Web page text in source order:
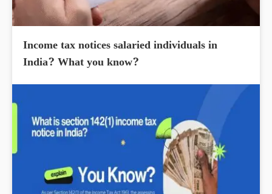
Income tax notices salaried individuals in
India? What you know?